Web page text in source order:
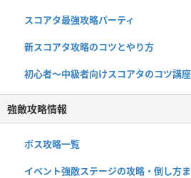
スコアタ最強攻略パーティ
新スコアタ攻略のコツとやり方
初心者〜中級者向けスコアタのコツ講座
強敵攻略情報
ボス攻略一覧
イベント強敵ステージの攻略・倒し方